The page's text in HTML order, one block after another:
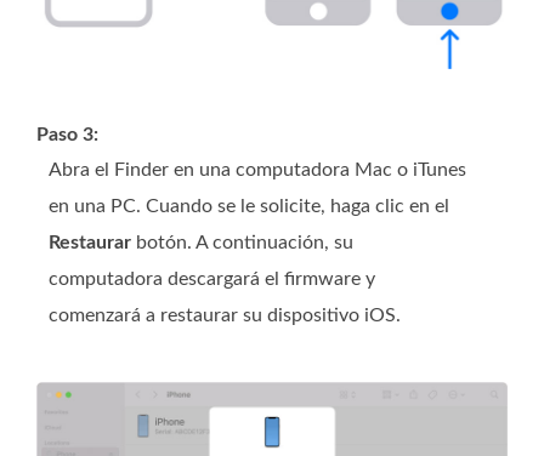
Paso 3:
Abra el Finder en una computadora Mac o iTunes
en una PC. Cuando se le solicite, haga clic en el
Restaurar botón. A continuación, su
computadora descargará el firmware y
comenzará a restaurar su dispositivo iOS.